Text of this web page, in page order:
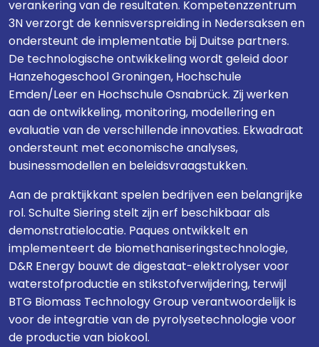
verankering van de resultaten. Kompetenzzentrum
3N verzorgt de kennisverspreiding in Nedersaksen en
ondersteunt de implementatie bij Duitse partners.
De technologische ontwikkeling wordt geleid door
Hanzehogeschool Groningen, Hochschule
Emden/Leer en Hochschule Osnabrück. Zij werken
aan de ontwikkeling, monitoring, modellering en
evaluatie van de verschillende innovaties. Ekwadraat
ondersteunt met economische analyses,
businessmodellen en beleidsvraagstukken.
Aan de praktijkkant spelen bedrijven een belangrijke
rol. Schulte Siering stelt zijn erf beschikbaar als
demonstratielocatie. Paques ontwikkelt en
implementeert de biomethaniseringstechnologie,
D&R Energy bouwt de digestaat-elektrolyser voor
waterstofproductie en stikstofverwijdering, terwijl
BTG Biomass Technology Group verantwoordelijk is
voor de integratie van de pyrolysetechnologie voor
de productie van biokool.